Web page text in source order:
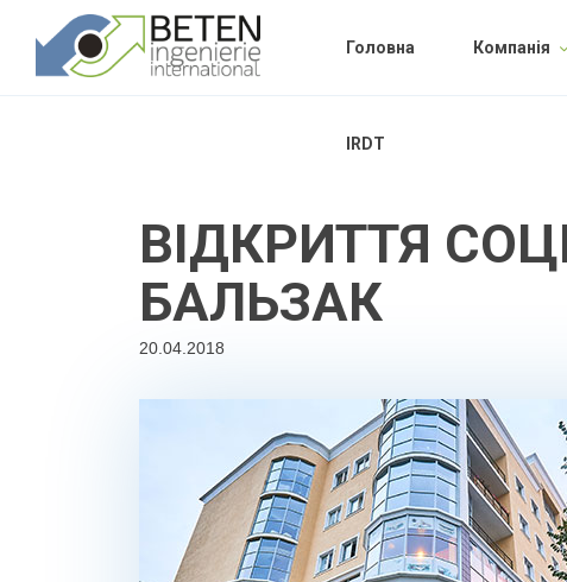
Головна Компанія
IRDT
ВІДКРИТТЯ
БАЛЬЗАК
20.04.2018